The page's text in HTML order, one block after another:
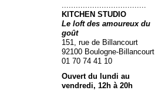
....................................
KITCHEN STUDIO
Le loft des amoureux du
goût
151, rue de Billancourt
92100 Boulogne-Billancourt
01 70 74 41 10
Ouvert du lundi au
vendredi, 12h à 20h